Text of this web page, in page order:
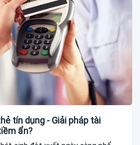
tín dụng - Giải pháp tài
ẩn?